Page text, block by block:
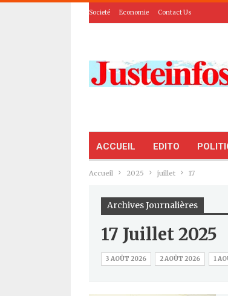
Societé Economie Contact Us
ACCUEIL EDITO
Accueil 2025 juillet 17
Archives Journalières
17 Juillet 2025
3 AOÛT 2026 2 AOÛT 2026 1